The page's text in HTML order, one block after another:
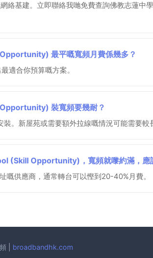
絡基建。立即聯絡我哋免費查詢佛教志蓮中
最平嘅寬頻月費係幾多？
適合你預算嘅方案。
裝寬頻要幾耐？
。新屋苑或需要額外拉線嘅情況可能需要較
(Skill Opportunity)，寬頻就嚟約滿，應
嘅供應商，通常轉台可以慳到20-40%月費。
| broadbandhk.com